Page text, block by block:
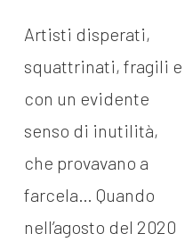
Artisti disperati,
squattrinati, fragili e
con un evidente
senso di inutilità,
che provavano a
farcela… Quando
nell’agosto del 2020